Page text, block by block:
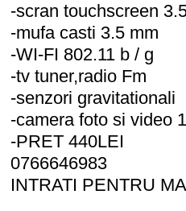
-scran touchscreen
-mufa casti 3.5 mm
-WI-FI 802.11 b / g
-tv tuner,radio Fm
-senzori gravitationali
-camera foto si video
-PRET 440LEI
0766646983
INTRATI PENTRU